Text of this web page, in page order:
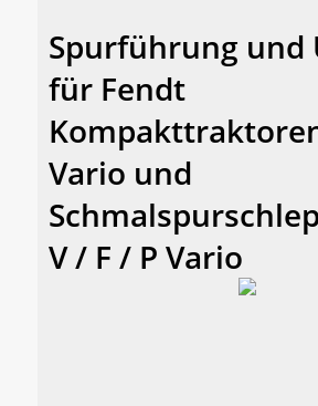
Spurführung und
für Fendt
Vario und
V / F / P Vario